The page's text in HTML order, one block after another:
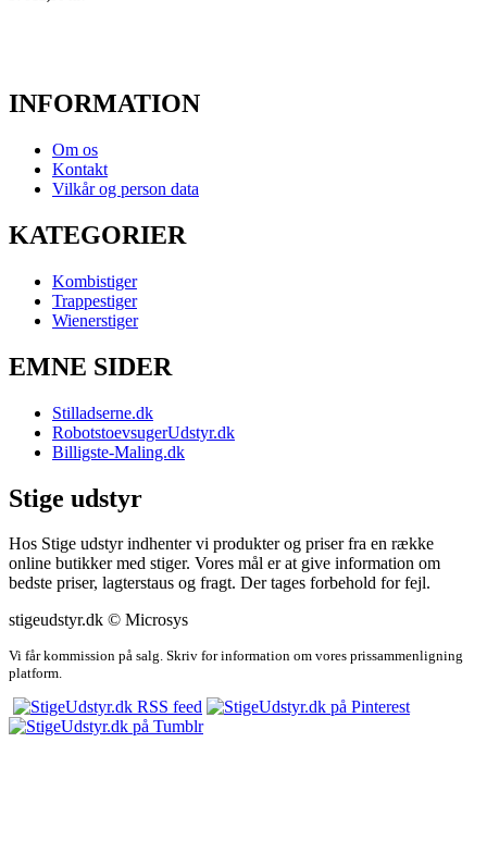
INFORMATION
Om os
Kontakt
Vilkår og person data
KATEGORIER
Kombistiger
Trappestiger
Wienerstiger
EMNE SIDER
Stilladserne.dk
RobotstoevsugerUdstyr.dk
Billigste-Maling.dk
Stige udstyr
Hos Stige udstyr indhenter vi produkter og priser fra en række
online butikker med stiger. Vores mål er at give information om
bedste priser, lagterstaus og fragt. Der tages forbehold for fejl.
stigeudstyr.dk © Microsys
Vi får kommission på salg. Skriv for information om vores prissammenligning
platform.